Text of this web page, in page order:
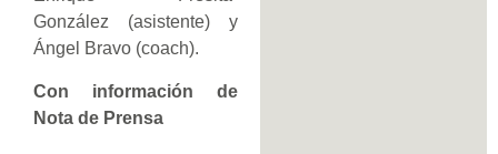
González (asistente) y
Ángel Bravo (coach).
Con información de
Nota de Prensa